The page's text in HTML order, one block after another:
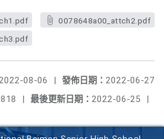
0078648a00_attch2.pdf
發佈日期： 2022-06-27
08-06
|
最後更新日期： 2022-06-25 |
818 |